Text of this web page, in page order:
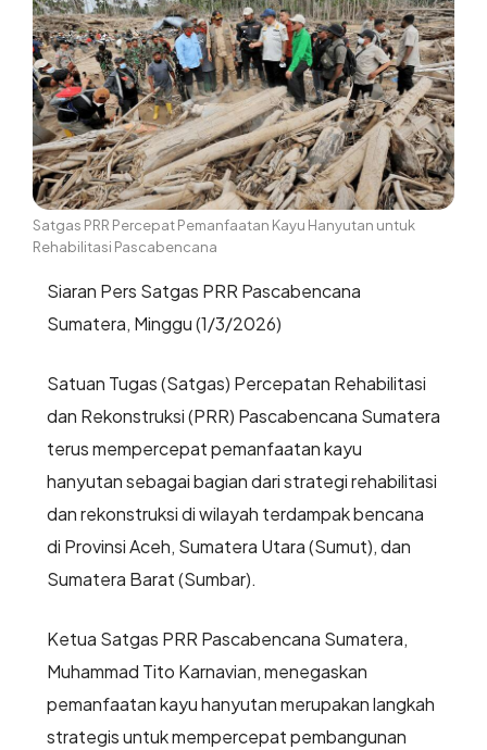
Satgas PRR Percepat Pemanfaatan Kayu Hanyutan untuk
Rehabilitasi Pascabencana
Siaran Pers Satgas PRR Pascabencana
Sumatera, Minggu (1/3/2026)
Satuan Tugas (Satgas) Percepatan Rehabilitasi
dan Rekonstruksi (PRR) Pascabencana Sumatera
terus mempercepat pemanfaatan kayu
hanyutan sebagai bagian dari strategi rehabilitasi
dan rekonstruksi di wilayah terdampak bencana
di Provinsi Aceh, Sumatera Utara (Sumut), dan
Sumatera Barat (Sumbar).
Ketua Satgas PRR Pascabencana Sumatera,
Muhammad Tito Karnavian, menegaskan
pemanfaatan kayu hanyutan merupakan langkah
strategis untuk mempercepat pembangunan